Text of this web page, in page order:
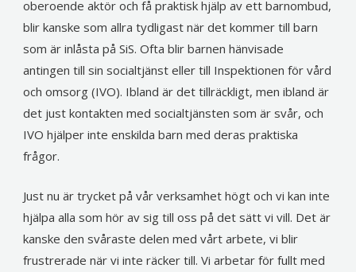
oberoende aktör och få praktisk hjälp av ett barnombud,
blir kanske som allra tydligast när det kommer till barn
som är inlåsta på SiS. Ofta blir barnen hänvisade
antingen till sin socialtjänst eller till Inspektionen för vård
och omsorg (IVO). Ibland är det tillräckligt, men ibland är
det just kontakten med socialtjänsten som är svår, och
IVO hjälper inte enskilda barn med deras praktiska
frågor.
Just nu är trycket på vår verksamhet högt och vi kan inte
hjälpa alla som hör av sig till oss på det sätt vi vill. Det är
kanske den svåraste delen med vårt arbete, vi blir
frustrerade när vi inte räcker till. Vi arbetar för fullt med